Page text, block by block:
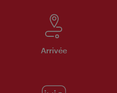
Arrivée